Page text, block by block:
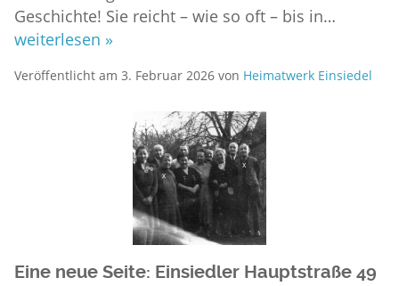
Geschichte! Sie reicht – wie so oft – bis in…
weiterlesen »
Veröffentlicht am 3. Februar 2026von Heimatwerk Einsiedel
Eine neue Seite: Einsiedler Hauptstraße 49